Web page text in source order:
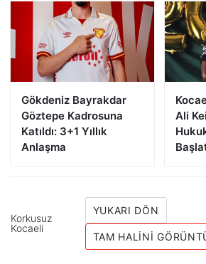
Gökdeniz Bayrakdar
Göztepe Kadrosuna
Katıldı: 3+1 Yıllık
Anlaşma
Ali
Korkusuz
Kocaeli
YUKARI DÖN
TAM HALINI